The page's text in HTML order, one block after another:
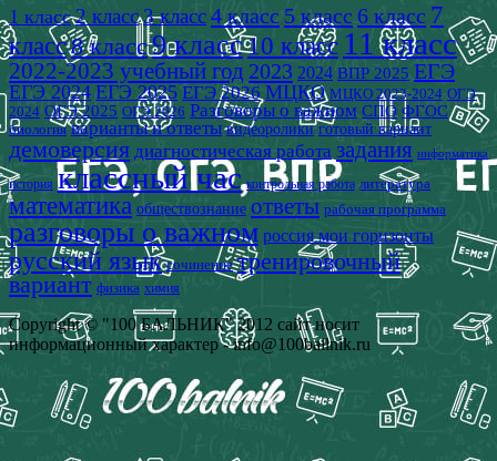
1 класс 2 класс3 класс4 класс 5 класс 6 класс 7
класс8 класс9 класс10 класс 11 класс
2022-2023 учебный год 2023 2024 ВПР 2025 ЕГЭ
ЕГЭ 2024 ЕГЭ 2025 ЕГЭ 2026 МЦКО МЦКО 2023-2024 ОГЭ
2024 ОГЭ 2025 ОГЭ 2026 Разговоры о важном СПО ФГОС
биология варианты и ответы видеоролики готовый вариант
демоверсия диагностическая работа задания информатика
история классный час контрольная работа литература
математика обществознание ответы рабочая программа
разговоры о важном россия мои горизонты
русский язык сочинение тренировочный
вариант физика химия
Copyright © "100 БАЛЬНИК" 2012 сайт носит
информационный характер - info@100ballnik.ru